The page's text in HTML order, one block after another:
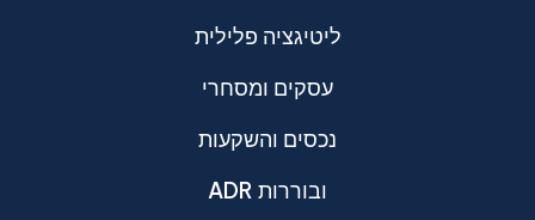
ליטיגציה פלילית
עסקים ומסחרי
נכסים והשקעות
ADR ובוררות